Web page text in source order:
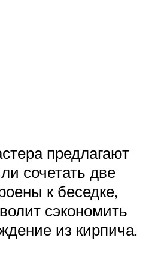
предлагают
сочетать две
к беседке,
сэкономить
из кирпича.